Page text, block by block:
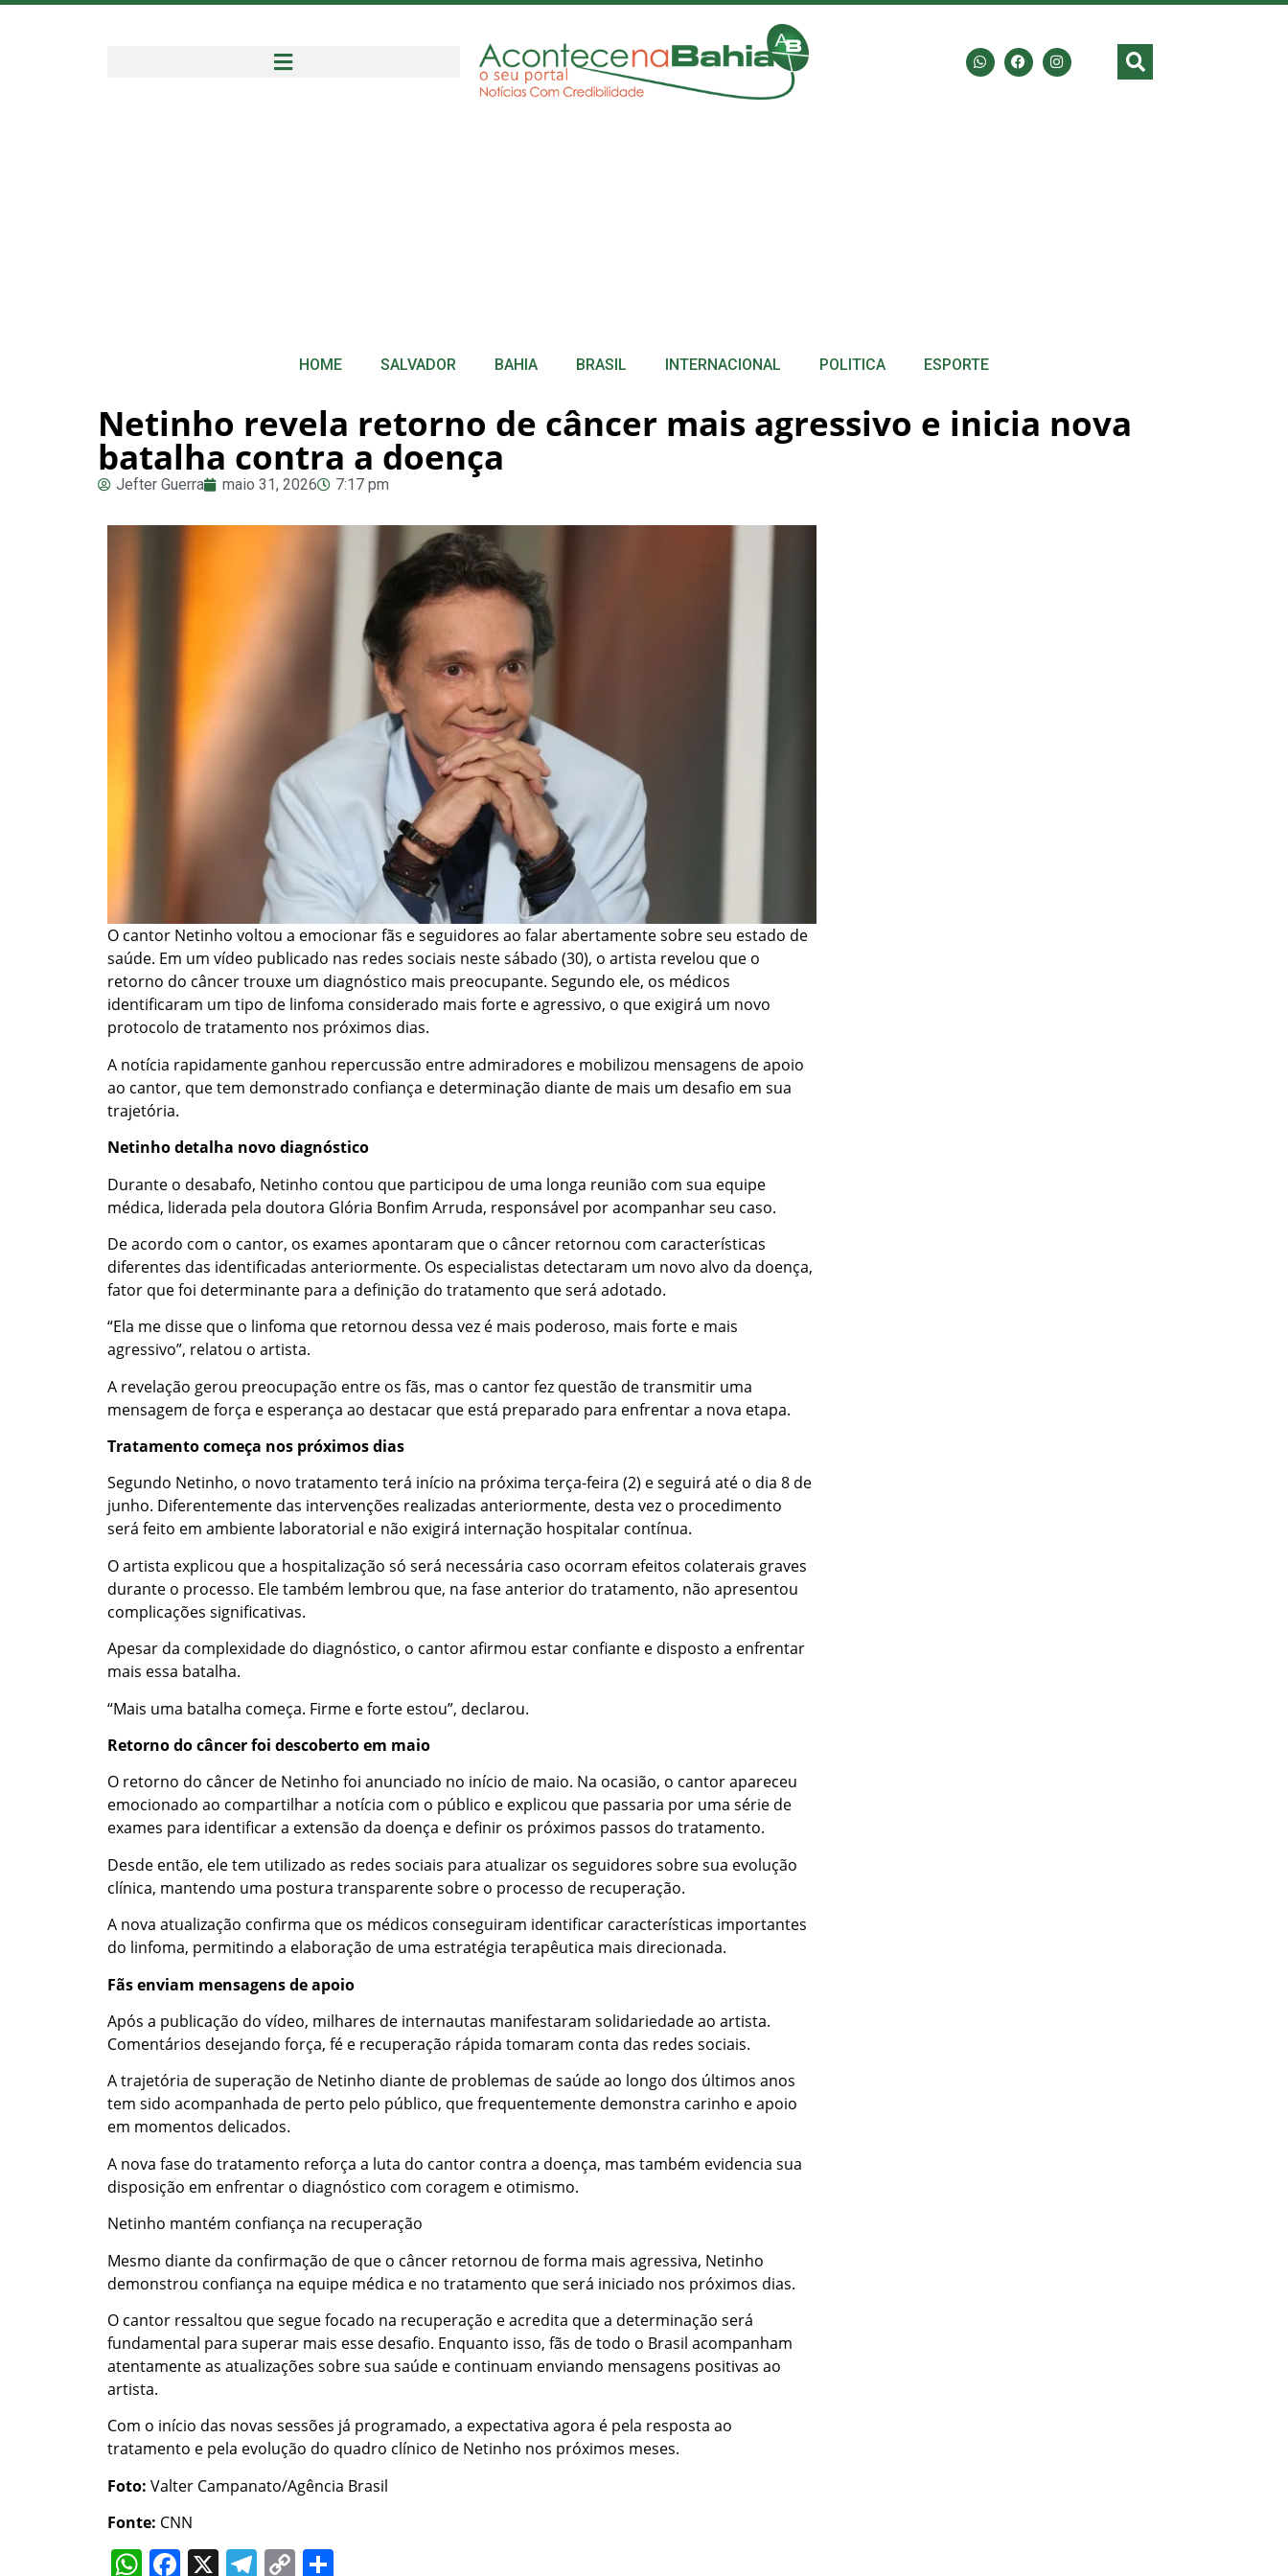
HOME SALVADOR BAHIA BRASIL INTERNACIONAL POLITICA ESPORTE
Netinho revela retorno de câncer mais agressivo e inicia nova
batalha contra a doença
Jefter Guerra maio 31, 2026 7:17 pm
O cantor Netinho voltou a emocionar fãs e seguidores ao falar abertamente sobre seu estado de
saúde. Em um vídeo publicado nas redes sociais neste sábado (30), o artista revelou que o
retorno do câncer trouxe um diagnóstico mais preocupante. Segundo ele, os médicos
identificaram um tipo de linfoma considerado mais forte e agressivo, o que exigirá um novo
protocolo de tratamento nos próximos dias.
A notícia rapidamente ganhou repercussão entre admiradores e mobilizou mensagens de apoio
ao cantor, que tem demonstrado confiança e determinação diante de mais um desafio em sua
trajetória.
Netinho detalha novo diagnóstico
Durante o desabafo, Netinho contou que participou de uma longa reunião com sua equipe
médica, liderada pela doutora Glória Bonfim Arruda, responsável por acompanhar seu caso.
De acordo com o cantor, os exames apontaram que o câncer retornou com características
diferentes das identificadas anteriormente. Os especialistas detectaram um novo alvo da doença,
fator que foi determinante para a definição do tratamento que será adotado.
“Ela me disse que o linfoma que retornou dessa vez é mais poderoso, mais forte e mais
agressivo”, relatou o artista.
A revelação gerou preocupação entre os fãs, mas o cantor fez questão de transmitir uma
mensagem de força e esperança ao destacar que está preparado para enfrentar a nova etapa.
Tratamento começa nos próximos dias
Segundo Netinho, o novo tratamento terá início na próxima terça-feira (2) e seguirá até o dia 8 de
junho. Diferentemente das intervenções realizadas anteriormente, desta vez o procedimento
será feito em ambiente laboratorial e não exigirá internação hospitalar contínua.
O artista explicou que a hospitalização só será necessária caso ocorram efeitos colaterais graves
durante o processo. Ele também lembrou que, na fase anterior do tratamento, não apresentou
complicações significativas.
Apesar da complexidade do diagnóstico, o cantor afirmou estar confiante e disposto a enfrentar
mais essa batalha.
“Mais uma batalha começa. Firme e forte estou”, declarou.
Retorno do câncer foi descoberto em maio
O retorno do câncer de Netinho foi anunciado no início de maio. Na ocasião, o cantor apareceu
emocionado ao compartilhar a notícia com o público e explicou que passaria por uma série de
exames para identificar a extensão da doença e definir os próximos passos do tratamento.
Desde então, ele tem utilizado as redes sociais para atualizar os seguidores sobre sua evolução
clínica, mantendo uma postura transparente sobre o processo de recuperação.
A nova atualização confirma que os médicos conseguiram identificar características importantes
do linfoma, permitindo a elaboração de uma estratégia terapêutica mais direcionada.
Fãs enviam mensagens de apoio
Após a publicação do vídeo, milhares de internautas manifestaram solidariedade ao artista.
Comentários desejando força, fé e recuperação rápida tomaram conta das redes sociais.
A trajetória de superação de Netinho diante de problemas de saúde ao longo dos últimos anos
tem sido acompanhada de perto pelo público, que frequentemente demonstra carinho e apoio
em momentos delicados.
A nova fase do tratamento reforça a luta do cantor contra a doença, mas também evidencia sua
disposição em enfrentar o diagnóstico com coragem e otimismo.
Netinho mantém confiança na recuperação
Mesmo diante da confirmação de que o câncer retornou de forma mais agressiva, Netinho
demonstrou confiança na equipe médica e no tratamento que será iniciado nos próximos dias.
O cantor ressaltou que segue focado na recuperação e acredita que a determinação será
fundamental para superar mais esse desafio. Enquanto isso, fãs de todo o Brasil acompanham
atentamente as atualizações sobre sua saúde e continuam enviando mensagens positivas ao
artista.
Com o início das novas sessões já programado, a expectativa agora é pela resposta ao
tratamento e pela evolução do quadro clínico de Netinho nos próximos meses.
Foto: Valter Campanato/Agência Brasil
Fonte: CNN
WhatsApp
Facebook
X Telegram
Copy